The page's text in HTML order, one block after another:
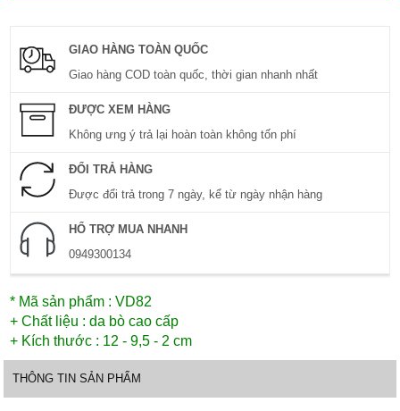
GIAO HÀNG TOÀN QUỐC
Giao hàng COD toàn quốc, thời gian nhanh nhất
ĐƯỢC XEM HÀNG
Không ưng ý trả lại hoàn toàn không tốn phí
ĐỔI TRẢ HÀNG
Được đổi trả trong 7 ngày, kể từ ngày nhận hàng
HỔ TRỢ MUA NHANH
0949300134
* Mã sản phẩm : VD82
+ Chất liệu : da bò cao cấp
+ Kích thước : 12 - 9,5 - 2 cm
THÔNG TIN SẢN PHẨM